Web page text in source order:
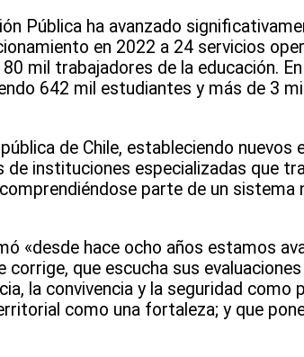
Pública ha avanzado
en 2022 a 24 servicios
mil trabajadores de la educación.
642 mil estudiantes y más de 3
de Chile, estableciendo
instituciones especializadas que
parte de un sistema
«desde hace ocho años estamos
que escucha sus
la convivencia y la seguridad como
como una fortaleza; y que